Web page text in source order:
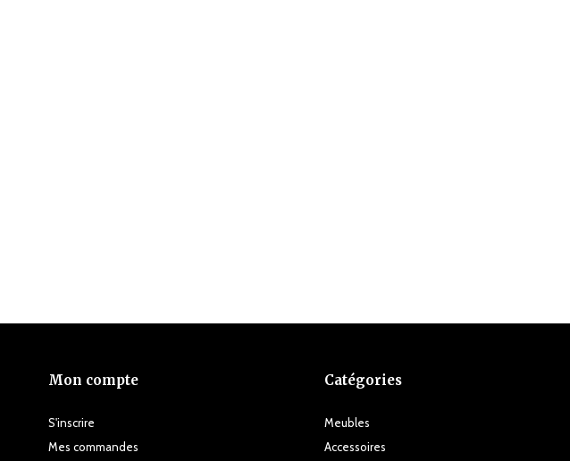
Mon compte
S'inscrire
Mes commandes
Catégories
Meubles
Accessoires